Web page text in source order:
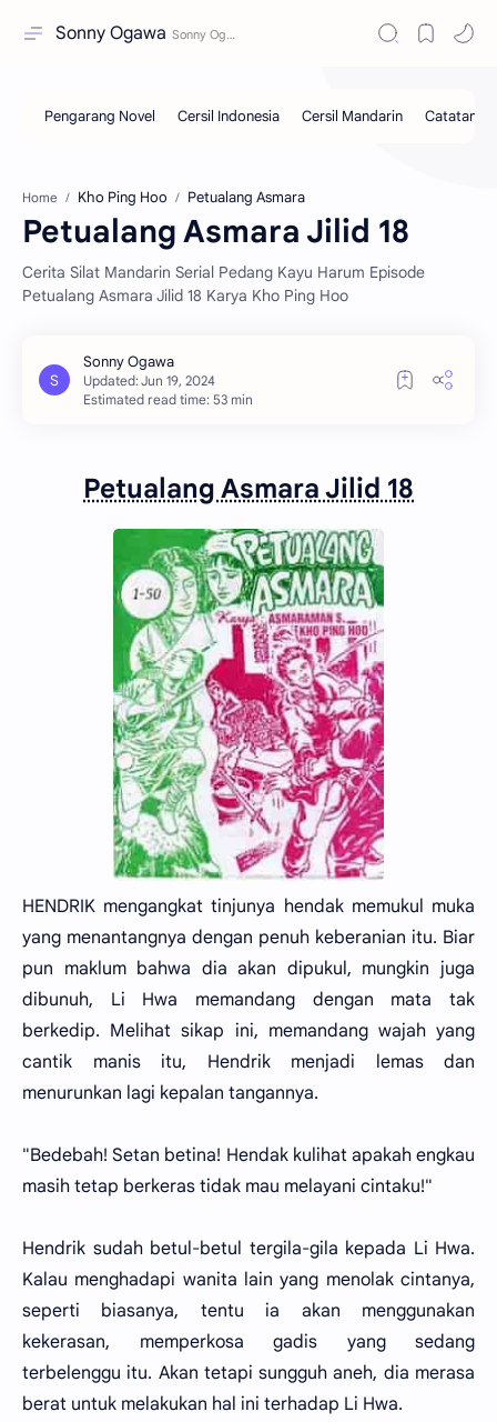
Sonny Ogawa
Home Kho Ping Hoo Petualang Asmara
Petualang Asmara Jilid 18
Cerita Silat Mandarin Serial Pedang Kayu Harum Episode
Petualang Asmara Jilid 18 Karya Kho Ping Hoo
Estimated read time: 53 min
Petualang Asmara Jilid 18
HENDRIK mengangkat tinjunya hendak memukul muka
yang menantangnya dengan penuh keberanian itu. Biar
pun maklum bahwa dia akan dipukul, mungkin juga
dibunuh, Li Hwa memandang dengan mata tak
berkedip. Melihat sikap ini, memandang wajah yang
cantik manis itu, Hendrik menjadi lemas dan
menurunkan lagi kepalan tangannya.
"Bedebah! Setan betina! Hendak kulihat apakah engkau
masih tetap berkeras tidak mau melayani cintaku!"
Hendrik sudah betul-betul tergila-gila kepada Li Hwa.
Kalau menghadapi wanita lain yang menolak cintanya,
seperti biasanya, tentu ia akan menggunakan
kekerasan, memperkosa gadis yang sedang
terbelenggu itu. Akan tetapi sungguh aneh, dia merasa
berat untuk melakukan hal ini terhadap Li Hwa.